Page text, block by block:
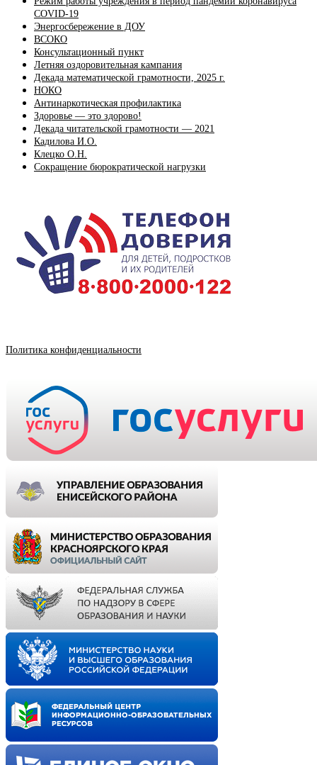
COVID-19
Энергосбережение в ДОУ
ВСОКО
Консультационный пункт
Летняя оздоровительная кампания
Декада математической грамотности, 2025 г.
НОКО
Антинаркотическая профилактика
Здоровье — это здорово!
Декада читательской грамотности — 2021
Кадилова И.О.
Клецко О.Н.
Сокращение бюрократической нагрузки
Политика конфиденциальности